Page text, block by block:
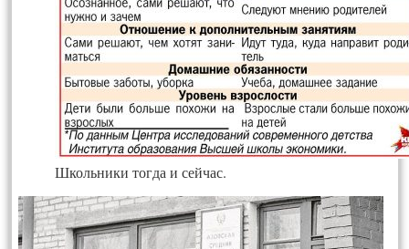
Школь­ни­ки тог­да и сей­час.